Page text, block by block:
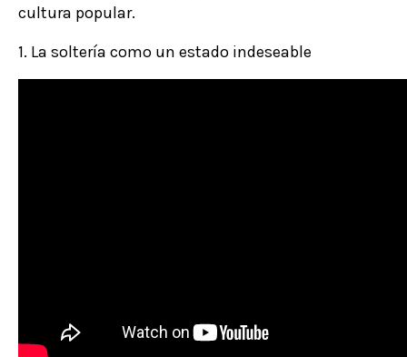
cultura popular.
1. La soltería como un estado indeseable